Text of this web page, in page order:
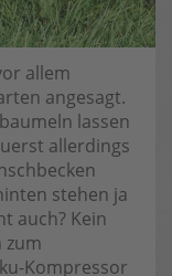
allem
angesagt.
lassen
allerdings
stehen ja
auch? Kein
zum
Kompressor